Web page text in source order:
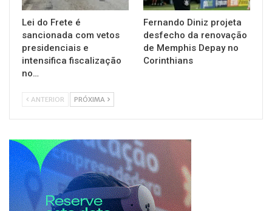
Lei do Frete é
sancionada com vetos
presidenciais e
intensifica fiscalização
no…
Fernando Diniz projeta
desfecho da renovação
de Memphis Depay no
Corinthians
ANTERIOR PRÓXIMA